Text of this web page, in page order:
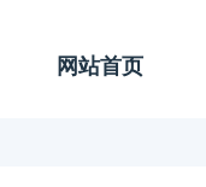
网站首页